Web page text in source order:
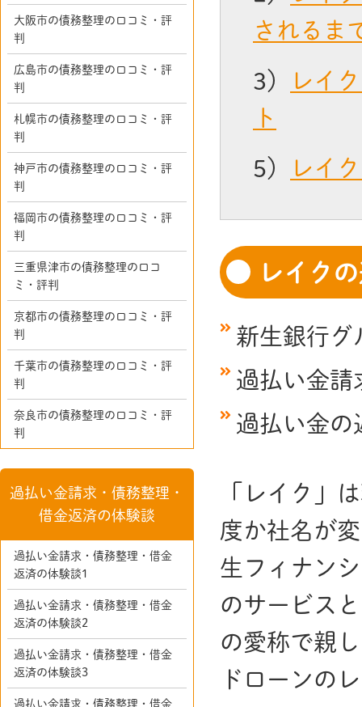
されるま
3）
レイ
ト
5） レイ
レイク
新生銀行グ
過払い金請
過払い金の
「レイク」
度か社名が
生フィナン
のサービス
の愛称で親
ドローンの
大阪市の債務整理の口コミ・評
判
広島市の債務整理の口コミ・評
判
札幌市の債務整理の口コミ・評
判
神戸市の債務整理の口コミ・評
判
福岡市の債務整理の口コミ・評
判
三重県津市の債務整理の口コ
ミ・評判
京都市の債務整理の口コミ・評
判
千葉市の債務整理の口コミ・評
判
奈良市の債務整理の口コミ・評
判
過払い金請求・債務整理・
借金返済の体験談
過払い金請求・債務整理・借金
返済の体験談1
過払い金請求・債務整理・借金
返済の体験談2
過払い金請求・債務整理・借金
返済の体験談3
過払い金請求・債務整理・借金